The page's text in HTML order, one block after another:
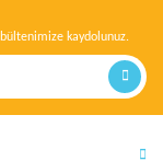
kaydolunuz.